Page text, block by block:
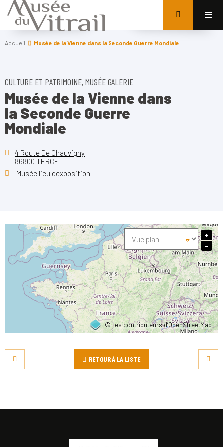
Accueil Musée de la Vienne dans la Seconde Guerre Mondiale
CULTURE ET PATRIMOINE, MUSÉE GALERIE
Musée de la Vienne dans
la Seconde Guerre
Mondiale
4 Route De Chauvigny
86800 TERCE
Musée lieu d'exposition
©les contributeurs d’OpenStreetMap
+
−
RETOUR À LA LISTE